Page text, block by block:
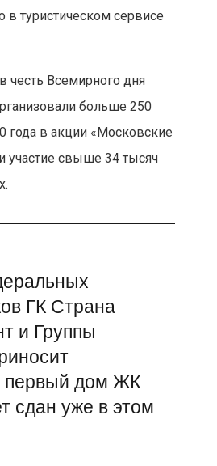
в туристическом сервисе
честь Всемирного дня
больше 250
года в акции «Московские
участие свыше 34 тысяч
ГК Страна
и Группы
первый дом ЖК
сдан уже в этом